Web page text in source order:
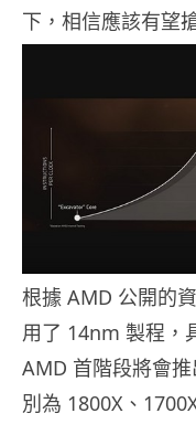
下，相信應該有望
根據 AMD 公開的
用了 14nm 製程，
AMD 首階段將會
別為 1800X、